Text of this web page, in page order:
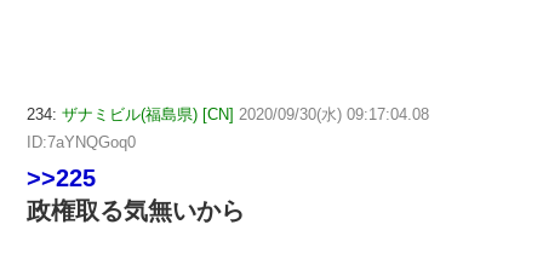
234: ザナミビル(福島県) [CN] 2020/09/30(水) 09:17:04.08
ID:7aYNQGoq0
>>225
政権取る気無いから